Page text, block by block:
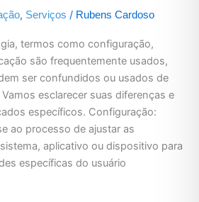
, Serviços / Rubens Cardoso
termos como configuração,
são frequentemente usados,
ser confundidos ou usados de
esclarecer suas diferenças e
específicos. Configuração:
ao processo de ajustar as
aplicativo ou dispositivo para
específicas do usuário